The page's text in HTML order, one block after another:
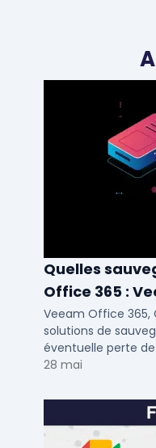
Quelles
Office 365 :
Netapp
Veeam Office 365,
solutions de
éventuelle perte
Voici notre ...
28 mai